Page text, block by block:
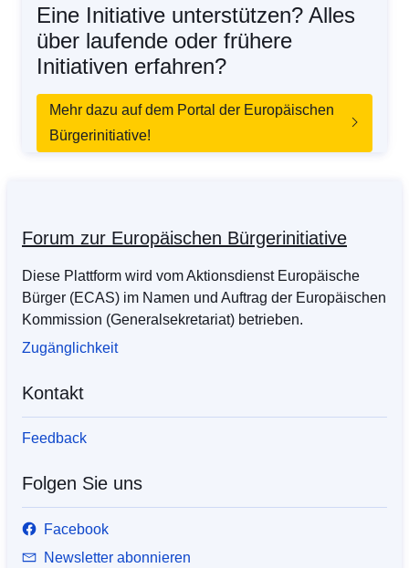
Eine Initiative unterstützen? Alles
über laufende oder frühere
Initiativen erfahren?
Mehr dazu auf dem Portal der Europäischen
Bürgerinitiative!
Forum zur Europäischen Bürgerinitiative
Diese Plattform wird vom Aktionsdienst Europäische
Bürger (ECAS) im Namen und Auftrag der Europäischen
Kommission (Generalsekretariat) betrieben.
Zugänglichkeit
Kontakt
Feedback
Folgen Sie uns
Facebook
Newsletter abonnieren